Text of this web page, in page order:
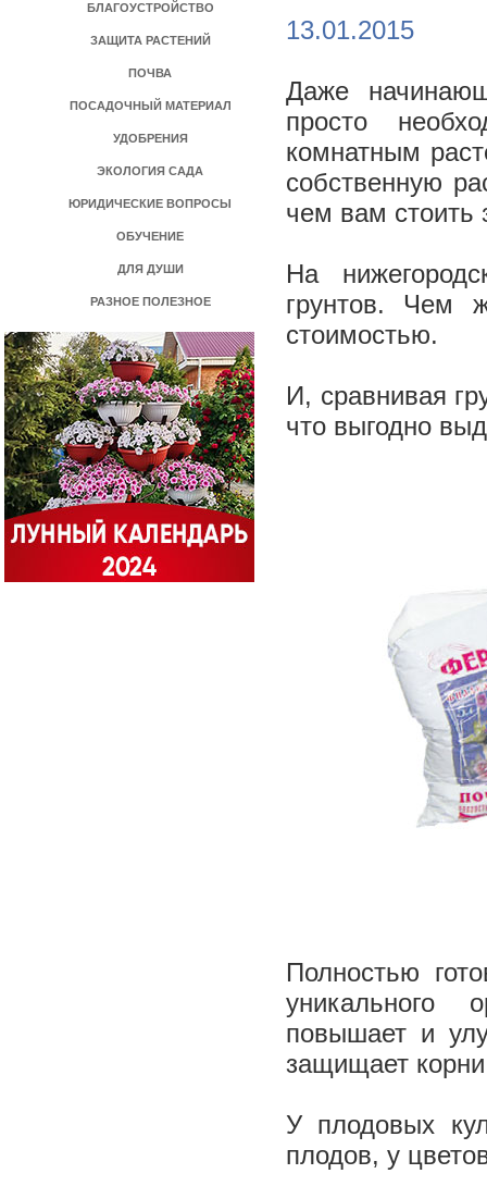
БЛАГОУСТРОЙСТВО
ЗАЩИТА РАСТЕНИЙ
ПОЧВА
ПОСАДОЧНЫЙ МАТЕРИАЛ
УДОБРЕНИЯ
ЭКОЛОГИЯ САДА
ЮРИДИЧЕСКИЕ ВОПРОСЫ
ОБУЧЕНИЕ
ДЛЯ ДУШИ
РАЗНОЕ ПОЛЕЗНОЕ
13.01.2015
Даже
просто
комнатным
собственную
чем вам стоить
На
грунтов. Чем
стоимостью.
И, сравнивая
что выгодно
Полностью
уникального
повышает и
защищает
У плодовых
плодов, у